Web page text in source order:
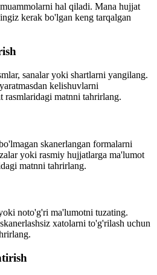
hal qiladi. Mana hujjat
kerak bo'lgan keng tarqalgan
sanalar yoki shartlarni yangilang.
kelishuvlarni
rasmlaridagi matnni tahrirlang.
skanerlangan formalarni
yoki rasmiy hujjatlarga ma'lumot
matnni tahrirlang.
noto'g'ri ma'lumotni tuzating.
xatolarni to'g'rilash uchun